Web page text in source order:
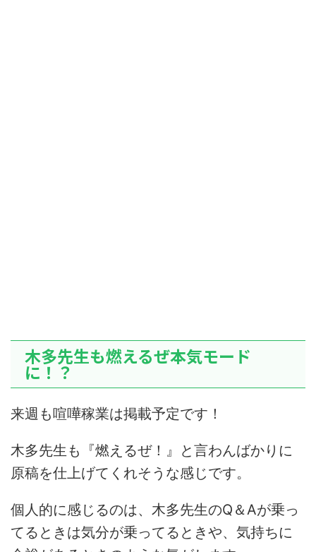
木多先生も燃えるぜ本気モード
に！？
来週も喧嘩稼業は掲載予定です！
木多先生も『燃えるぜ！』と言わんばかりに
原稿を仕上げてくれそうな感じです。
個人的に感じるのは、木多先生のQ＆Aが乗っ
てるときは気分が乗ってるときや、気持ちに